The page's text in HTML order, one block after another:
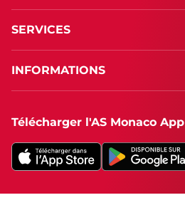
SERVICES
INFORMATIONS
Télécharger l'AS Monaco App